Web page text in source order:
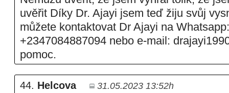
uvěřit Díky Dr. Ajayi jsem teď žiju svůj
můžete kontaktovat Dr Ajayi na Whatsapp:
+2347084887094 nebo e-mail:
pomoc.
44. Helcova 31.05.2023 13:52h